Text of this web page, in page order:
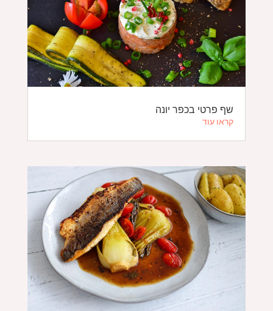
שף פרטי בכפר יונה
קראו עוד